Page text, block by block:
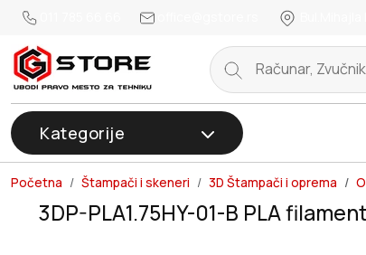
Kategorije
Početna Štampači i skeneri 3D Štampači i oprema
3DP-PLA1.75HY-01-B PLA